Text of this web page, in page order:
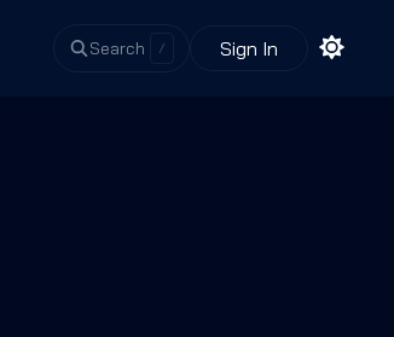
Search / Sign In